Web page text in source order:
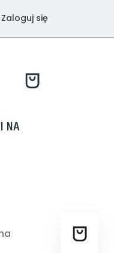
Zaloguj się
NA